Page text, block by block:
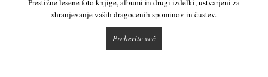
Prestižne lesene foto knjige, albumi in drugi izdelki, ustvarjeni za
shranjevanje vaših dragocenih spominov in čustev.
Preberite več